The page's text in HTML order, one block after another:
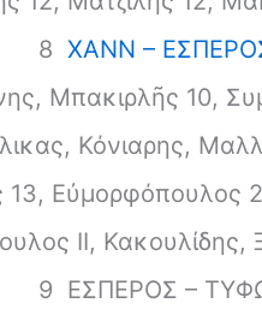
8 ΧΑΝΝ –
Μπακιρλῆς 10,
Κόνιαρης,
Εὐμορφόπουλος
II, Κακουλίδης,
9 ΕΣΠΕΡΟΣ –